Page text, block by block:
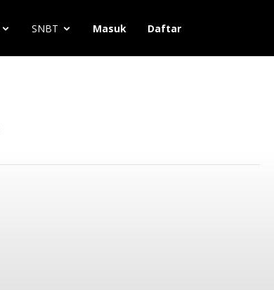
SNBT Masuk Daftar